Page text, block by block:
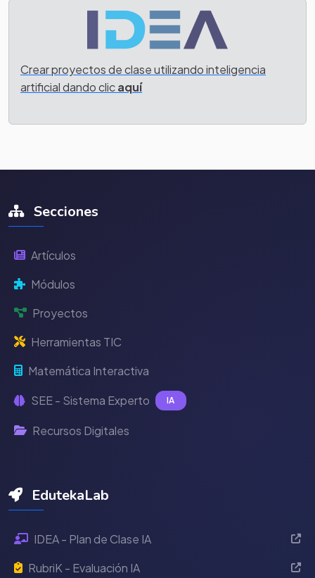
Crear proyectos de clase utilizando inteligencia
artificial dando clicaquí
Secciones
Artículos
Módulos
Proyectos
Herramientas TIC
Matemática Interactiva
SEE - Sistema Experto IA
Recursos Digitales
EdutekaLab
IDEA - Plan de Clase IA
RubriK - Evaluación IA